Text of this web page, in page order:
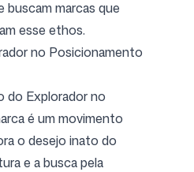
buscam marcas que
esse ethos.
no Posicionamento
do Explorador no
é um movimento
o desejo inato do
e a busca pela